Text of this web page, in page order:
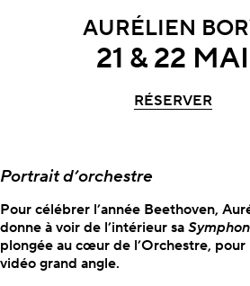
AURÉLIEN
21 & 22 MAI
RÉSERVER
À propos du concert
Portrait d’orchestre
Pour célébrer l’année Beethoven,
donne à voir de l’intérieur sa
plongée au cœur de l’Orchestre, pour
vidéo grand angle.